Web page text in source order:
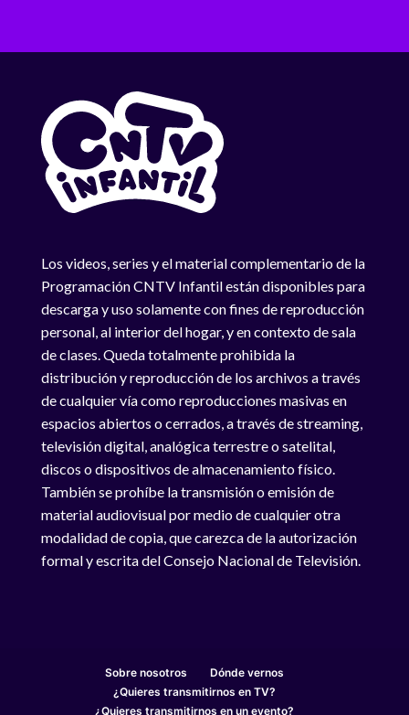
Los videos, series y el material complementario de la
Programación CNTV Infantil están disponibles para
descarga y uso solamente con fines de reproducción
personal, al interior del hogar, y en contexto de sala
de clases. Queda totalmente prohibida la
distribución y reproducción de los archivos a través
de cualquier vía como reproducciones masivas en
espacios abiertos o cerrados, a través de streaming,
televisión digital, analógica terrestre o satelital,
discos o dispositivos de almacenamiento físico.
También se prohíbe la transmisión o emisión de
material audiovisual por medio de cualquier otra
modalidad de copia, que carezca de la autorización
formal y escrita del Consejo Nacional de Televisión.
Sobre nosotros
Dónde vernos
¿Quieres transmitirnos en TV?
¿Quieres transmitirnos en un evento?